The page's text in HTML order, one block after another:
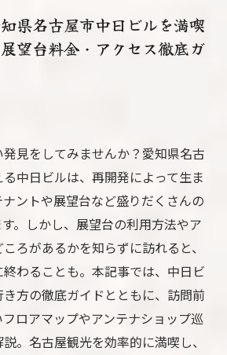
県名古屋市中日ビルを満喫
望台料金・アクセス徹底ガ
見をしてみませんか？愛知県名古
中日ビルは、再開発によって生ま
ントや展望台など盛りだくさんの
。しかし、展望台の利用方法やア
ろがあるかを知らずに訪れると、
わることも。本記事では、中日ビ
方の徹底ガイドとともに、訪問前
ロアマップやアンテナショップ巡
。名古屋観光を効率的に満喫し、